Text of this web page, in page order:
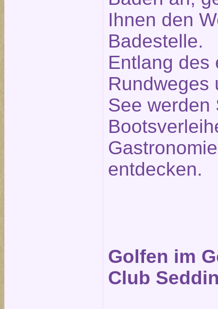
Ihnen den
Badestelle.
Entlang des
Rundweges
See werden
entdecken.
Golfen im
Club